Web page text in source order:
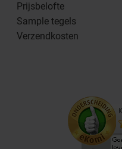
Prijsbelofte
Sample tegels
Verzendkosten